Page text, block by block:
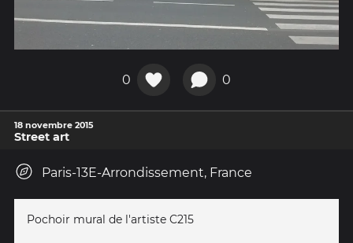
0 0
18 novembre 2015
Street art
Paris-13E-Arrondissement, France
Pochoir mural de l'artiste C215